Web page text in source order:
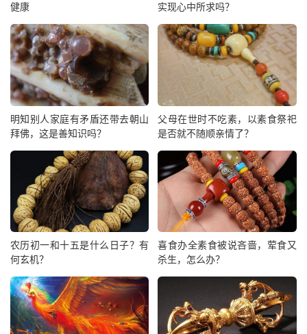
健康
实现心中所求吗？
明知别人家庭有矛盾还带去朝山
拜佛，这是善知识吗？
父母在世时不吃素，以素食祭祀
是否就不随顺亲情了？
农历初一和十五是什么日子？有
何玄机？
喜食办全素食被说吝啬，荤食又
杀生，怎么办？